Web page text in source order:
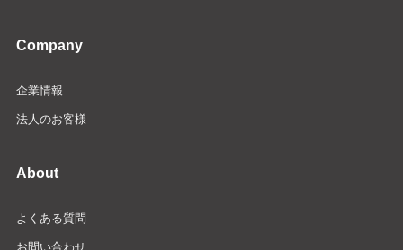
Company
企業情報
法人のお客様
About
よくある質問
お問い合わせ